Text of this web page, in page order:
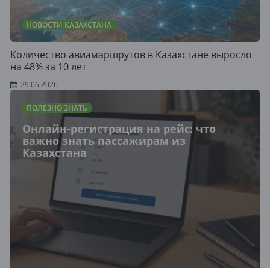
НОВОСТИ КАЗАХСТАНА
Количество авиамаршрутов в Казахстане выросло
на 48% за 10 лет
29.06.2026
ПОЛЕЗНО ЗНАТЬ
Онлайн-регистрация на рейс: что
важно знать пассажирам из
Казахстана